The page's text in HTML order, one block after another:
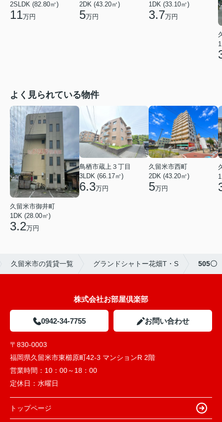
2SLDK (82.80㎡)
11万円
2DK (43.20㎡)
5万円
1DK (33.10㎡)
3.7万円
よく見られている物件
久留米市御井町
1DK (28.00㎡)
3.2万円
鳥栖市蔵上３丁目
3LDK (66.17㎡)
6.3万円
久留米市西町
2DK (43.20㎡)
5万円
久留米市の賃貸一覧 グランドシャトー花畑T・S 505〇
株式会社お部屋倶楽部
0942-34-7755 お問い合わせ
〒830-0003
福岡県久留米市東櫛原町42-3 マンションR 2階
営業時間： 10：00～18：00
定休日： 水曜日
トップページ